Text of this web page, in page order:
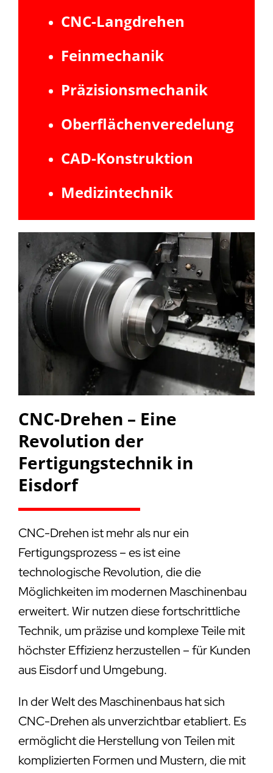
CNC-Langdrehen
Feinmechanik
Präzisionsmechanik
Oberflächenveredelung
CAD-Konstruktion
Medizintechnik
CNC-Drehen – Eine
Revolution der
Fertigungstechnik in
Eisdorf
CNC-Drehen ist mehr als nur ein
Fertigungsprozess – es ist eine
technologische Revolution, die die
Möglichkeiten im modernen Maschinenbau
erweitert. Wir nutzen diese fortschrittliche
Technik, um präzise und komplexe Teile mit
höchster Effizienz herzustellen – für Kunden
aus Eisdorf und Umgebung.
In der Welt des Maschinenbaus hat sich
CNC-Drehen als unverzichtbar etabliert. Es
ermöglicht die Herstellung von Teilen mit
komplizierten Formen und Mustern, die mit